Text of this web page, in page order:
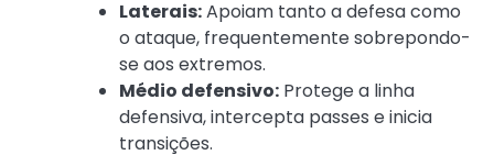
Laterais:Apoiam tanto a defesa como
o ataque, frequentemente sobrepondo-
se aos extremos.
Médio defensivo: Protege a linha
defensiva, intercepta passes e inicia
transições.